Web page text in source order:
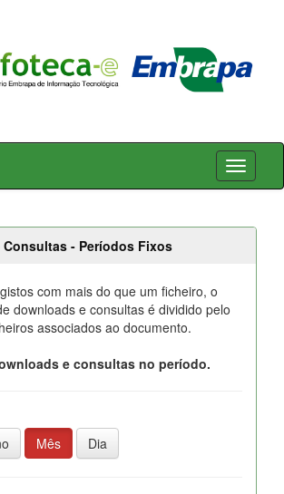
Consultas - Períodos Fixos
com mais do que um ficheiro, o
downloads e consultas é dividido pelo
associados ao documento.
e consultas no período.
Mês Dia